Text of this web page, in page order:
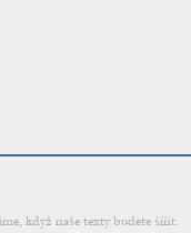
když naše texty budete šířit.